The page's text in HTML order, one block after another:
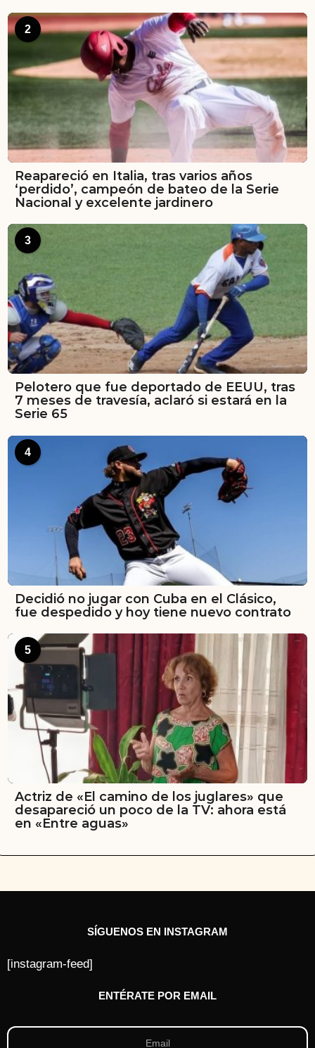
2
Reapareció en Italia, tras varios años
‘perdido’, campeón de bateo de la Serie
Nacional y excelente jardinero
3
Pelotero que fue deportado de EEUU, tras
7 meses de travesía, aclaró si estará en la
Serie 65
4
Decidió no jugar con Cuba en el Clásico,
fue despedido y hoy tiene nuevo contrato
5
Actriz de «El camino de los juglares» que
desapareció un poco de la TV: ahora está
en «Entre aguas»
SÍGUENOS EN INSTAGRAM
[instagram-feed]
ENTÉRATE POR EMAIL